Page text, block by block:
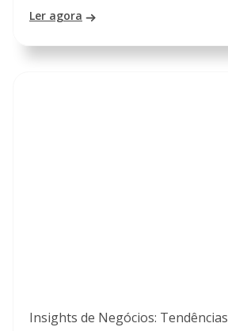
Ler agora
Insights de Negócios: